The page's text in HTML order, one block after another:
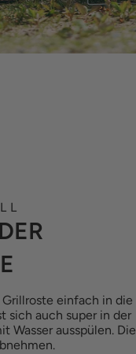
Grillroste einfach in die
sich auch super in der
Wasser ausspülen. Die